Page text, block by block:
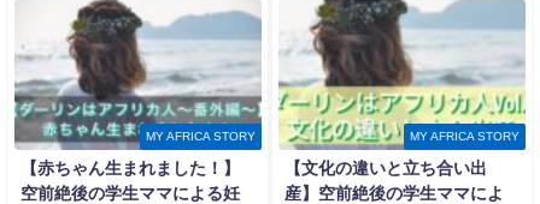
MY AFRICA STORY
【赤ちゃん生まれました！】
空前絶後の学生ママによる妊
MY AFRICA STORY
【文化の違いと立ち合い出
産】空前絶後の学生ママによ